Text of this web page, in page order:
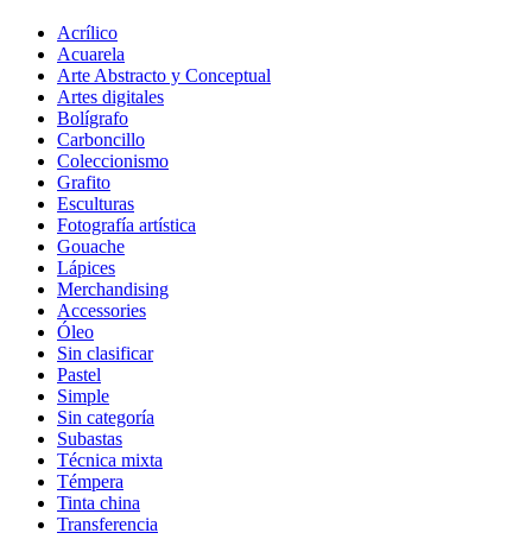
Acrílico
Acuarela
Arte Abstracto y Conceptual
Artes digitales
Bolígrafo
Carboncillo
Coleccionismo
Grafito
Esculturas
Fotografía artística
Gouache
Lápices
Merchandising
Accessories
Óleo
Sin clasificar
Pastel
Simple
Sin categoría
Subastas
Técnica mixta
Témpera
Tinta china
Transferencia